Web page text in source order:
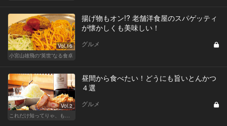
Vol.16
小宮山雄飛の“英世”なる食卓
揚げ物もオン!? 老舗洋食屋のスパゲッティ
が懐かしくも美味しい！
グルメ
Vol.2
昼間から食べたい！どうにも旨いとんかつ
４選
グルメ